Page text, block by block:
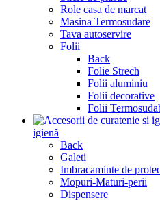
Role casa de marcat
Masina Termosudare
Tava autoservire
Folii
Back
Folie Strech
Folii aluminiu
Folii decorative
Folii
igienă
Back
Galeti
Imbracaminte de
Mopuri-Maturi-perii
Dispensere